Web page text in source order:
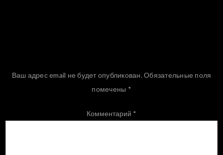
Ваш адрес email не будет опубликован. Обязательные поля
помечены *
Комментарий *